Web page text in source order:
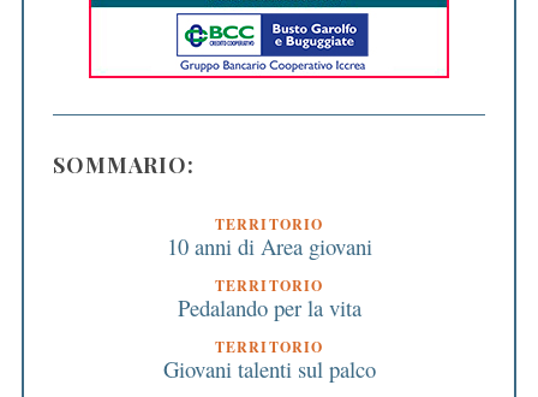
SOMMARIO:
TERRITORIO
10 anni di Area giovani
TERRITORIO
Pedalando per la vita
TERRITORIO
Giovani talenti sul palco